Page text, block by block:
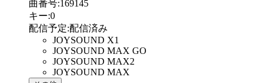
曲番号:169145
キー:0
配信予定:配信済み
JOYSOUND X1
JOYSOUND MAX GO
JOYSOUND MAX2
JOYSOUND MAX